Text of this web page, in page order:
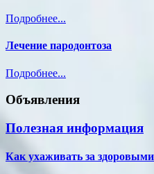
Подробнее...
Лечение пародонтоза
Подробнее...
Объявления
Полезная информация
Как ухаживать за